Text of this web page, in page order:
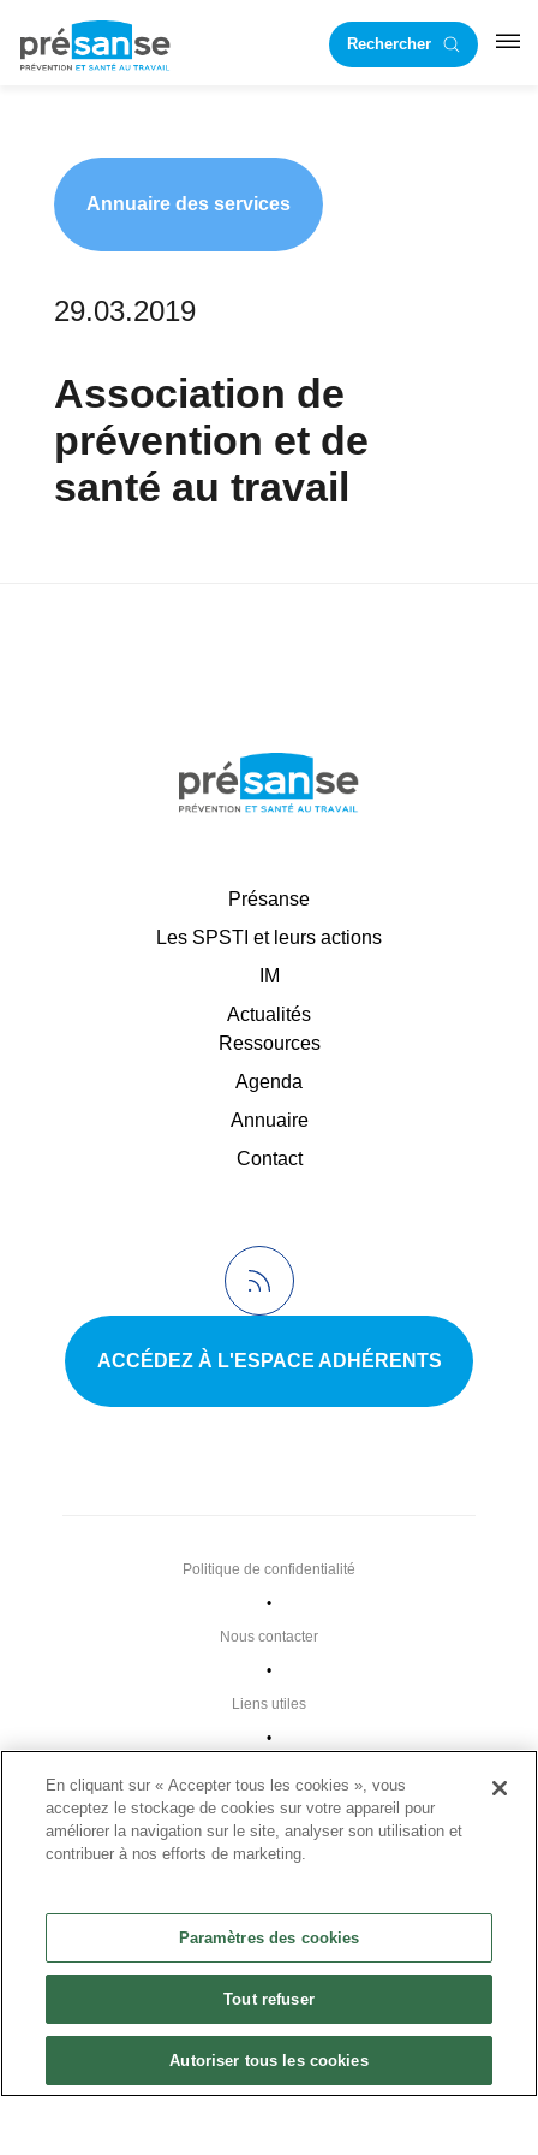
principale
RechercherRST
Annuaire des services
29.03.2019
Association de
prévention et de
santé au travail
Présanse
Les SPSTI et leurs actions
IM
Actualités
Ressources
Agenda
Annuaire
Contact
ACCÉDEZ À L'ESPACE ADHÉRENTS
•
Liens utiles
•
Nous contacter
•
Politique de confidentialité
•
Mentions légales
•
CGU
•
Paramètres des cookies
En cliquant sur « Accepter tous les cookies », vous
acceptez le stockage de cookies sur votre appareil pour
améliorer la navigation sur le site, analyser son utilisation et
contribuer à nos efforts de marketing.
Paramètres des cookies
Tout refuser
Autoriser tous les cookies